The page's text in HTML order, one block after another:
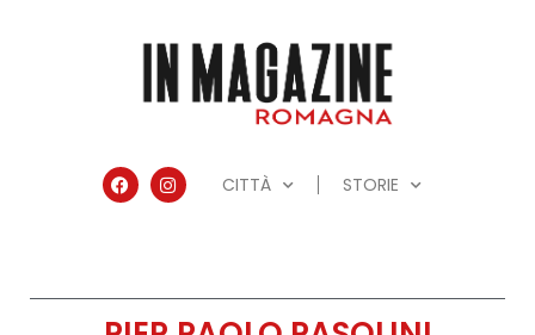
CITTÀ STORIE